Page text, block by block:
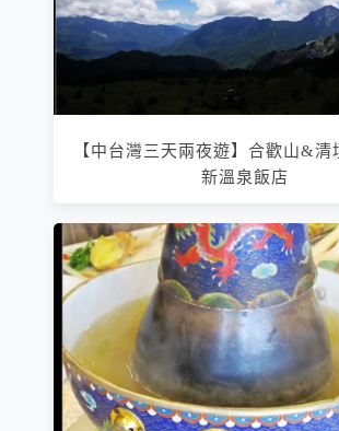
【中台灣三天兩夜遊】合歡山&
新溫泉飯店